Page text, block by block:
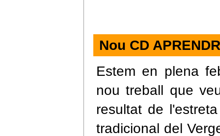
Nou CD
Estem en plena
nou treball que
resultat de
tradicional del